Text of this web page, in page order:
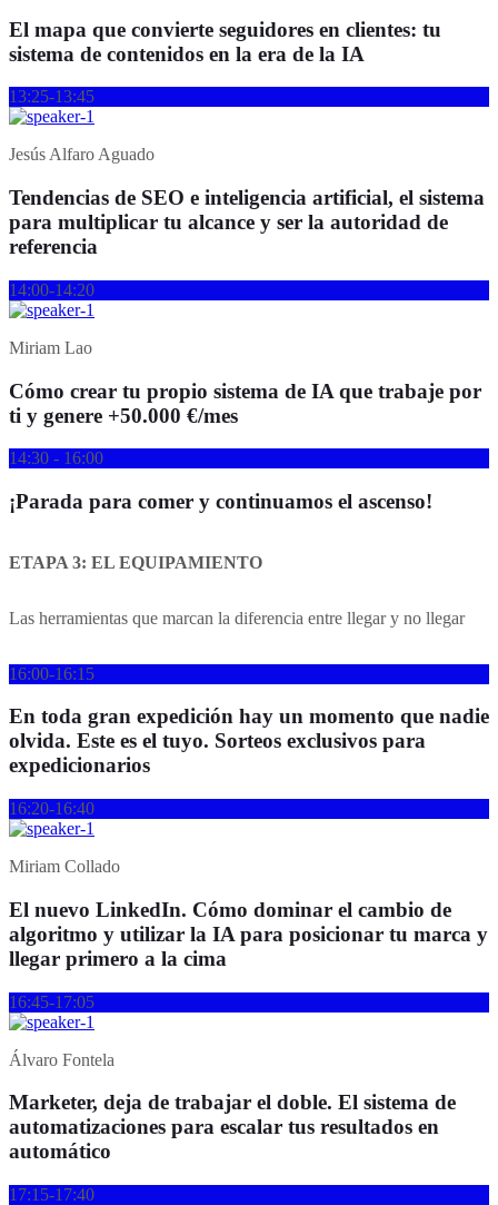
El mapa que convierte seguidores en clientes: tu
sistema de contenidos en la era de la IA
13:25-13:45
Jesús Alfaro Aguado
Tendencias de SEO e inteligencia artificial, el sistema
para multiplicar tu alcance y ser la autoridad de
referencia
14:00-14:20
Miriam Lao
Cómo crear tu propio sistema de IA que trabaje por
ti y genere +50.000 €/mes
14:30 - 16:00
¡Parada para comer y continuamos el ascenso!
ETAPA 3: EL EQUIPAMIENTO
Las herramientas que marcan la diferencia entre llegar y no llegar
16:00-16:15
En toda gran expedición hay un momento que nadie
olvida. Este es el tuyo. Sorteos exclusivos para
expedicionarios
16:20-16:40
Miriam Collado
El nuevo LinkedIn. Cómo dominar el cambio de
algoritmo y utilizar la IA para posicionar tu marca y
llegar primero a la cima
16:45-17:05
Álvaro Fontela
Marketer, deja de trabajar el doble. El sistema de
automatizaciones para escalar tus resultados en
automático
17:15-17:40